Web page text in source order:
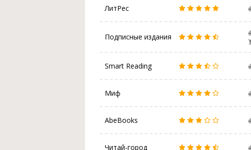
ЛитРес
Подписные издания
Smart Reading
Миф
AbeBooks
Читай-город